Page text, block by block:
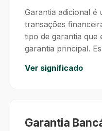
Garantia adicional é
transações
tipo de garantia que
garantia principal.
Ver significado
Garantia